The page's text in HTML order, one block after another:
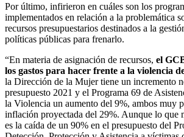
Por último, infirieron en cuáles son los
implementados en relación a la problemática
recursos presupuestarios destinados a la
políticas públicas para frenarlo.
“En materia de asignación de recursos, el
los gastos para hacer frente a la violencia
la Dirección de la Mujer tiene un incremento
presupuesto 2021 y el Programa 69 de
la Violencia un aumento del 9%, ambos muy
inflación proyectada del 29%. Aunque lo que
es la caída de un 90% en el presupuesto del